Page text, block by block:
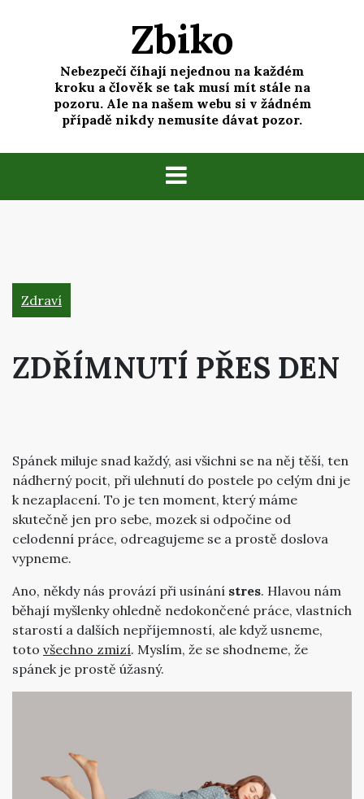
Zbiko
Nebezpečí číhají nejednou na každém
kroku a člověk se tak musí mít stále na
pozoru. Ale na našem webu si v žádném
případě nikdy nemusíte dávat pozor.
Zdraví
ZDŘÍMNUTÍ PŘES DEN
Spánek miluje snad každý, asi všichni se na něj těší, ten
nádherný pocit, při ulehnutí do postele po celým dni je
k nezaplacení. To je ten moment, který máme
skutečně jen pro sebe, mozek si odpočine od
celodenní práce, odreagujeme se a prostě doslova
vypneme.
Ano, někdy nás provází při usínání stres. Hlavou nám
běhají myšlenky ohledně nedokončené práce, vlastních
starostí a dalších nepříjemností, ale když usneme,
toto všechno zmizí. Myslím, že se shodneme, že
spánek je prostě úžasný.